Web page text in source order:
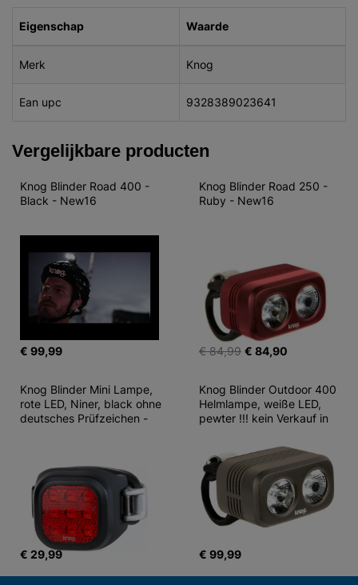
Eigenschap Waarde
Merk Knog
Ean upc 9328389023641
Vergelijkbare producten
Knog Blinder Road 400 -
Black - New16
€ 99,99
Knog Blinder Road 250 -
Ruby - New16
€ 84,99 € 84,90
Knog Blinder Mini Lampe,
rote LED, Niner, black ohne
deutsches Prüfzeichen -
€ 29,99
Knog Blinder Outdoor 400
Helmlampe, weiße LED,
pewter !!! kein Verkauf in
€ 99,99